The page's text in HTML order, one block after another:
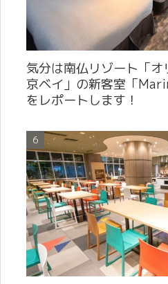
気分は南仏リゾート「
京ベイ」の新客室「
をレポートします！